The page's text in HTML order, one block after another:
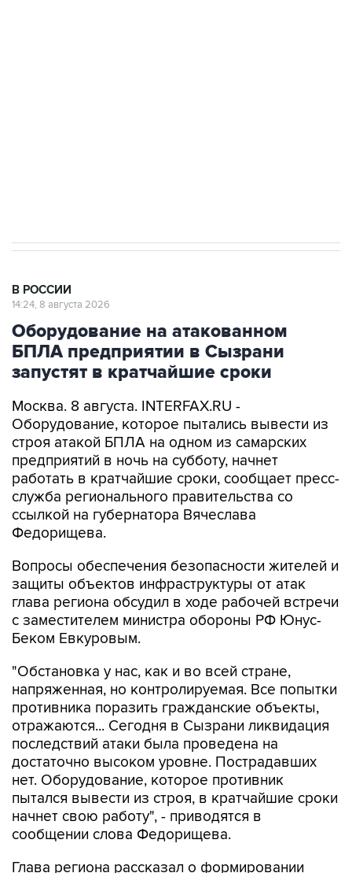
В РОССИИ
14:24, 8 августа 2026
Оборудование на атакованном
БПЛА предприятии в Сызрани
запустят в кратчайшие сроки
Москва. 8 августа. INTERFAX.RU -
Оборудование, которое пытались вывести из
строя атакой БПЛА на одном из самарских
предприятий в ночь на субботу, начнет
работать в кратчайшие сроки, сообщает пресс-
служба регионального правительства со
ссылкой на губернатора Вячеслава
Федорищева.
Вопросы обеспечения безопасности жителей и
защиты объектов инфраструктуры от атак
глава региона обсудил в ходе рабочей встречи
с заместителем министра обороны РФ Юнус-
Беком Евкуровым.
"Обстановка у нас, как и во всей стране,
напряженная, но контролируемая. Все попытки
противника поразить гражданские объекты,
отражаются... Сегодня в Сызрани ликвидация
последствий атаки была проведена на
достаточно высоком уровне. Пострадавших
нет. Оборудование, которое противник
пытался вывести из строя, в кратчайшие сроки
начнет свою работу", - приводятся в
сообщении слова Федорищева.
Глава региона рассказал о формировании